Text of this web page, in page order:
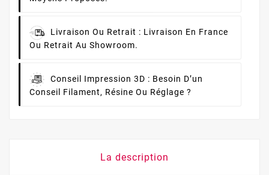
Livraison Ou Retrait : Livraison En France
Ou Retrait Au Showroom.
Conseil Impression 3D : Besoin D’un
Conseil Filament, Résine Ou Réglage ?
La description